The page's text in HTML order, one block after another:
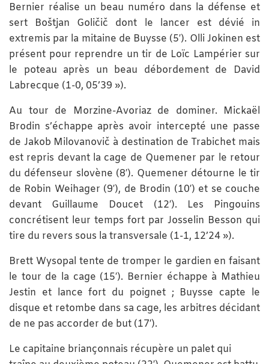
Bernier réalise un beau numéro dans la défense et
sert Boštjan Goličič dont le lancer est dévié in
extremis par la mitaine de Buysse (5′). Olli Jokinen est
présent pour reprendre un tir de Loïc Lampérier sur
le poteau après un beau débordement de David
Labrecque (1-0, 05’39 »).
Au tour de Morzine-Avoriaz de dominer. Mickaël
Brodin s’échappe après avoir intercepté une passe
de Jakob Milovanovič à destination de Trabichet mais
est repris devant la cage de Quemener par le retour
du défenseur slovène (8′). Quemener détourne le tir
de Robin Weihager (9′), de Brodin (10′) et se couche
devant Guillaume Doucet (12′). Les Pingouins
concrétisent leur temps fort par Josselin Besson qui
tire du revers sous la transversale (1-1, 12’24 »).
Brett Wysopal tente de tromper le gardien en faisant
le tour de la cage (15′). Bernier échappe à Mathieu
Jestin et lance fort du poignet ; Buysse capte le
disque et retombe dans sa cage, les arbitres décidant
de ne pas accorder de but (17′).
Le capitaine briançonnais récupère un palet qui